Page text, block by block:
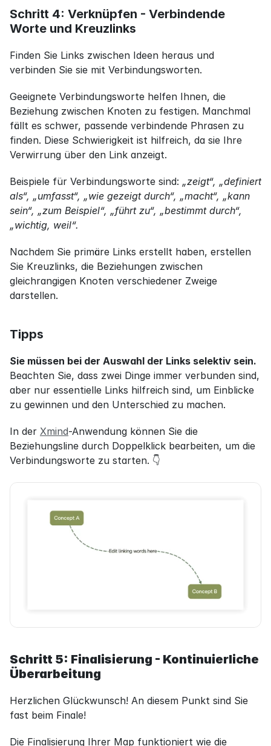
Schritt 4: Verknüpfen - Verbindende
Worte und Kreuzlinks
Finden Sie Links zwischen Ideen heraus und
verbinden Sie sie mit Verbindungsworten.
Geeignete Verbindungsworte helfen Ihnen, die
Beziehung zwischen Knoten zu festigen. Manchmal
fällt es schwer, passende verbindende Phrasen zu
finden. Diese Schwierigkeit ist hilfreich, da sie Ihre
Verwirrung über den Link anzeigt.
Beispiele für Verbindungsworte sind: „zeigt“, „definiert
als“, „umfasst“, „wie gezeigt durch“, „macht“, „kann
sein“, „zum Beispiel“, „führt zu“, „bestimmt durch“,
„wichtig, weil“.
Nachdem Sie primäre Links erstellt haben, erstellen
Sie Kreuzlinks, die Beziehungen zwischen
gleichrangigen Knoten verschiedener Zweige
darstellen.
Tipps
Sie müssen bei der Auswahl der Links selektiv sein.
Beachten Sie, dass zwei Dinge immer verbunden sind,
aber nur essentielle Links hilfreich sind, um Einblicke
zu gewinnen und den Unterschied zu machen.
In der Xmind-Anwendung können Sie die
Beziehungsline durch Doppelklick bearbeiten, um die
Verbindungsworte zu starten. 👇
Schritt 5: Finalisierung - Kontinuierliche
Überarbeitung
Herzlichen Glückwunsch! An diesem Punkt sind Sie
fast beim Finale!
Die Finalisierung Ihrer Map funktioniert wie die